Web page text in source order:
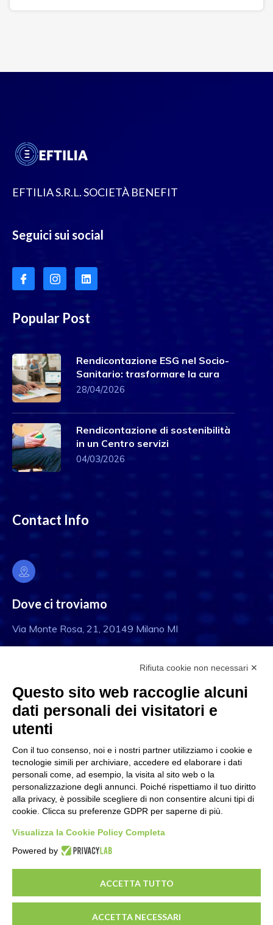
EFTILIA S.R.L. SOCIETÀ BENEFIT
Seguici sui social
Popular Post
Rendicontazione ESG nel Socio-
Sanitario: trasformare la cura
28/04/2026
Rendicontazione di sostenibilità
in un Centro servizi
04/03/2026
Contact Info
Dove ci troviamo
Via Monte Rosa, 21, 20149 Milano MI
Email
info@eftilia.it
Telefono
+39 02 4657511
©2026 Tutti i diritti riservati Eftilìa
Rifiuta cookie non necessari ✕
Questo sito web raccoglie alcuni
dati personali dei visitatori e
utenti
Con il tuo consenso, noi e i nostri partner utilizziamo i cookie e
tecnologie simili per archiviare, accedere ed elaborare i dati
personali come, ad esempio, la visita al sito web o la
personalizzazione degli annunci. Poiché rispettiamo il tuo diritto
alla privacy, è possibile scegliere di non consentire alcuni tipi di
cookie. Clicca su preferenze GDPR per saperne di più.
Visualizza la Cookie Policy Completa
Powered by
ACCETTA TUTTO
ACCETTA NECESSARI